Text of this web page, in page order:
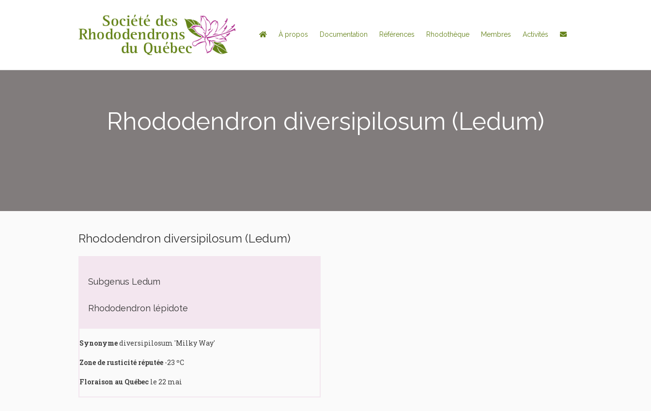
À propos Documentation Références Rhodothèque Membres Activités
Rhododendron diversipilosum (Ledum)
Rhododendron diversipilosum (Ledum)
Subgenus Ledum
Rhododendron lépidote
Synonymediversipilosum 'Milky Way'
Zone de rusticité réputée -23 ºC
Floraison au Québec le 22 mai